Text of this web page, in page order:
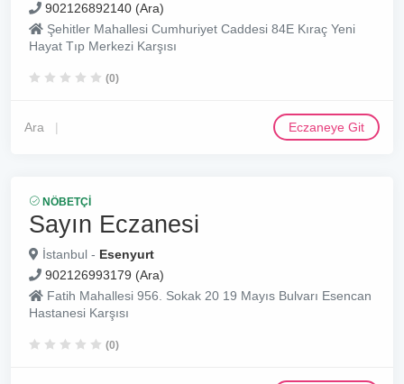
902126892140 (Ara)
Şehitler Mahallesi Cumhuriyet Caddesi 84E Kıraç Yeni
Hayat Tıp Merkezi Karşısı
(0)
Ara Eczaneye Git
NÖBETÇI
Sayın Eczanesi
İstanbul - Esenyurt
902126993179 (Ara)
Fatih Mahallesi 956. Sokak 20 19 Mayıs Bulvarı Esencan
Hastanesi Karşısı
(0)